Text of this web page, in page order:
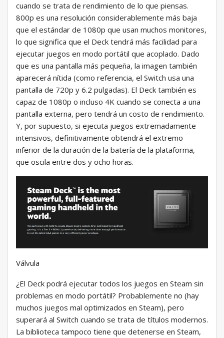
cuando se trata de rendimiento de lo que piensas.
800p es una resolución considerablemente más baja
que el estándar de 1080p que usan muchos monitores,
lo que significa que el Deck tendrá más facilidad para
ejecutar juegos en modo portátil que acoplado. Dado
que es una pantalla más pequeña, la imagen también
aparecerá nítida (como referencia, el Switch usa una
pantalla de 720p y 6.2 pulgadas). El Deck también es
capaz de 1080p o incluso 4K cuando se conecta a una
pantalla externa, pero tendrá un costo de rendimiento.
Y, por supuesto, si ejecuta juegos extremadamente
intensivos, definitivamente obtendrá el extremo
inferior de la duración de la batería de la plataforma,
que oscila entre dos y ocho horas.
Válvula
¿El Deck podrá ejecutar todos los juegos en Steam sin
problemas en modo portátil? Probablemente no (hay
muchos juegos mal optimizados en Steam), pero
superará al Switch cuando se trata de títulos modernos.
La biblioteca tampoco tiene que detenerse en Steam,